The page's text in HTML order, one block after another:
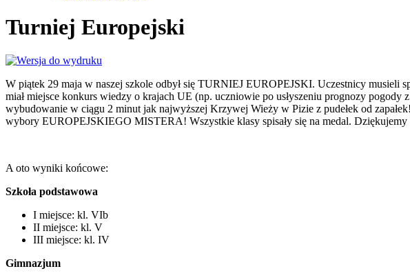
Turniej Europejski
W piątek 29 maja w naszej szkole odbył się TURNIEJ EUROPEJSKI. Uczestnicy musieli
miał miejsce konkurs wiedzy o krajach UE (np. uczniowie po usłyszeniu prognozy
wybudowanie w ciągu 2 minut jak najwyższej Krzywej Wieży w Pizie z pudełek od
wybory EUROPEJSKIEGO MISTERA! Wszystkie klasy spisały się na medal. Dziękujemy
A oto wyniki końcowe:
Szkoła podstawowa
I miejsce: kl. VIb
II miejsce: kl. V
III miejsce: kl. IV
Gimnazjum